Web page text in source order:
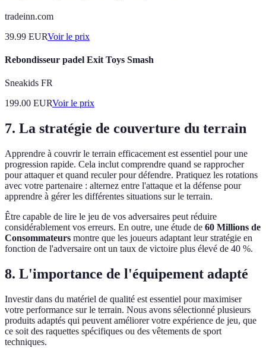
tradeinn.com
39.99 EURVoir le prix
Rebondisseur padel Exit Toys Smash
Sneakids FR
199.00 EURVoir le prix
7. La stratégie de couverture du terrain
Apprendre à couvrir le terrain efficacement est essentiel pour une
progression rapide. Cela inclut comprendre quand se rapprocher
pour attaquer et quand reculer pour défendre. Pratiquez les rotations
avec votre partenaire : alternez entre l'attaque et la défense pour
apprendre à gérer les différentes situations sur le terrain.
Être capable de lire le jeu de vos adversaires peut réduire
considérablement vos erreurs. En outre, une étude de 60 Millions de
Consommateurs montre que les joueurs adaptant leur stratégie en
fonction de l'adversaire ont un taux de victoire plus élevé de 40 %.
8. L'importance de l'équipement adapté
Investir dans du matériel de qualité est essentiel pour maximiser
votre performance sur le terrain. Nous avons sélectionné plusieurs
produits adaptés qui peuvent améliorer votre expérience de jeu, que
ce soit des raquettes spécifiques ou des vêtements de sport
techniques.